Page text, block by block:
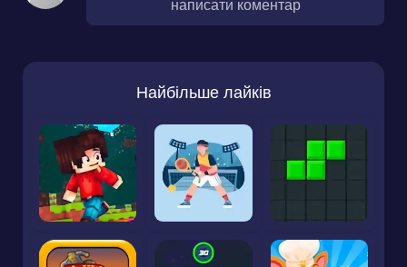
написати коментар
Найбільше лайків